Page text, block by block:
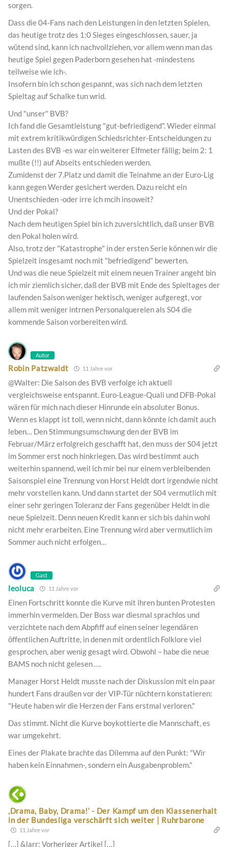
sorgen.
Dass die 04-Fans nach den Leistungen in den letzten Spielen,
das heutige trotz des 1:0 Sieges eingeschlossen, sauer, ja
wütend sind, kann ich nachvollziehen, vor allem wenn man das
heutige Spiel gegen Paderborn gesehen hat -mindestens
teilweise wie ich-.
Insofern bin ich schon gespannt, was sich nach dem letzten
Spieltag auf Schalke tun wrid.
Und "unser" BVB?
Ich fand die Gesamtleistung "gut-befriedigend". Wieder einmal
mit extrem kritikwürdigen Schiedsrichter-Entscheidungen zu
Lasten des BVB -es war ein weiterer Elfmeter fällig; beim 2: 1
mußte (!!) auf Abseits entschieden werden.
Zumidenst der 7.Platz und damit die Teinahme an der Euro-Lig
kann gegen Werder gesichert werden. Dazu reicht ein
Unentschieden -oder irre ich mcih insoweit?
Und der Pokal?
Nach dem heutigen Spiel bin ich zuversichtlich, daß unser BVB
den Pokal holen wird.
Also, trotz der "Katastrophe" in der ersten Serie können wir die
Spielzeit insgesamt noch mit "befriedigend" bewerten.
Und was die neue Spielzeit mit einem neuen Trainer angeht bin
ich mir ziemlich sicher, daß der BVB mit Ende des Spieltages der
laufenden Saison weniger hektisch, weniger aufgeregt, vor
allem mit weniger intrnen Personalquerelen als S04 die
kommende Saison vorbereiten wird.
Autor
Robin Patzwaldt 11 Jahre vor
@Walter: Die Saison des BVB verfolge ich aktuell
vergleichsweise entspannt. Euro-League-Quali und DFB-Pokal
wären für mich nach dieser Hinrunde ein absoluter Bonus.
Wenn es klappt ist toll, wenn nicht, dann könnte ich damit auch
leben… Den Stimmungsumschwung den der BVB im
Februar/März erfolgreich geschafft hat, den muss der S04 jetzt
im Sommer erst noch hinkriegen. Das wird bestimmt auch
weiterhin spannend, weil ich mir bei nur einem verbleibenden
Saisonspiel eine Trennung von Horst Heldt dort irgendwie nicht
mehr vorstellen kann. Und dann startet der S04 vermutlich mit
einer sehr geringen Toleranz der Fans gegenüber Heldt in die
neue Spielzeit. Denn neuen Kredit kann er sich bis dahin wohl
nicht mehr erarbeiten. Eine Trennung wird aber vermutlich im
Sommer auch nicht erfolgen…
Gast
leoluca 11 Jahre vor
Einen Fortschritt konnte die Kurve mit ihren bunten Protesten
immerhin vermelden. Der Boss war diesmal sprachlos und
verzichtete nach dem Abpfiff auf einen seiner legendären
öffentlichen Auftritte, in denen mit ordentlich Folklore viel
gesprochen, aber wenig gesagt wird. Obwohl – habe die neue
BAMS noch nicht gelesen ….
Manager Horst Heldt musste nach der Diskussion mit ein paar
hundert Fans draußen vor der VIP-Tür nüchtern konstatieren:
"Heute haben wir die Herzen der Fans erstmal verloren."
Das stimmt. Nicht die Kurve boykottierte die Mannschaft, es
war umgekehrt.
Eines der Plakate brachte das Dilemma auf den Punkt: "Wir
haben kein Einnahmen-, sondern ein Ausgabenproblem."
‚Drama, Baby, Drama!‘ - Der Kampf um den Klassenerhalt
in der Bundesliga verschärft sich weiter | Ruhrbarone
11 Jahre vor
[…] &larr; Vorheriger Artikel […]